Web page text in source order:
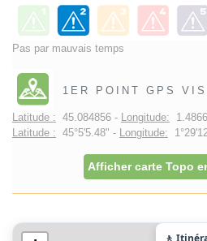
Pas par mauvais temps
1ER POINT GPS
Latitude : 45.084856 - Longitude:
Latitude : 45°5'5.48" - Longitude:
Afficher carte Topo
🚶